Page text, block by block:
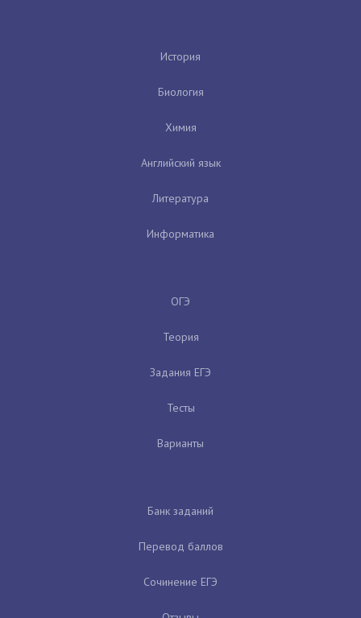
История
Биология
Химия
Английский язык
Литература
Информатика
ОГЭ
Теория
Задания ЕГЭ
Тесты
Варианты
Банк заданий
Перевод баллов
Сочинение ЕГЭ